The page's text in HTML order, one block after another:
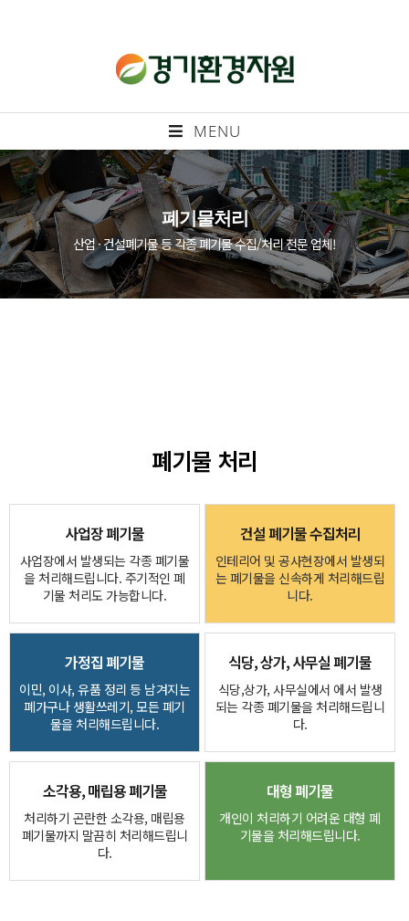
MENU
폐기물처리
산업 · 건설폐기물 등 각종 폐기물 수집/처리 전문 업체!
폐기물 처리
사업장 폐기물
사업장에서 발생되는 각종 폐기물
을 처리해드립니다. 주기적인 폐
기물 처리도 가능합니다.
건설 폐기물 수집처리
인테리어 및 공사현장에서 발생되
는 폐기물을 신속하게 처리해드립
니다.
가정집 폐기물
이민, 이사, 유품 정리 등 남겨지는
폐가구나 생활쓰레기, 모든 폐기
물을 처리해드립니다.
식당, 상가, 사무실 폐기물
식당,상가, 사무실에서 에서 발생
되는 각종 폐기물을 처리해드립니
다.
소각용, 매립용 폐기물
처리하기 곤란한 소각용, 매립용
폐기물까지 말끔히 처리해드립니
다.
대형 폐기물
개인이 처리하기 어려운 대형 폐
기물을 처리해드립니다.